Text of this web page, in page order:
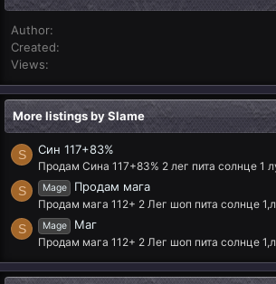
Author
Created
Views
More listings by Slame
S Син 117+83%
Продам Сина 117+83% 2 лег пита солнце 1
S Mage Продам мага
Продам мага 112+ 2 Лег шоп пита солнце
S Mage Маг
Продам мага 112+ 2 Лег шоп пита солнце